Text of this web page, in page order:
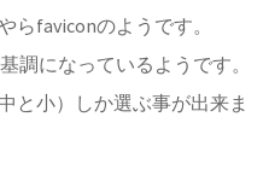
らfaviconのようです。
調になっているようです。
と小）しか選ぶ事が出来ま